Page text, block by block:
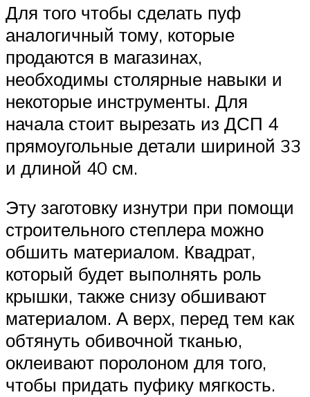
Для того чтобы сделать пуф
аналогичный тому, которые
продаются в магазинах,
необходимы столярные навыки и
некоторые инструменты. Для
начала стоит вырезать из ДСП 4
прямоугольные детали шириной 33
и длиной 40 см.
Эту заготовку изнутри при помощи
строительного степлера можно
обшить материалом. Квадрат,
который будет выполнять роль
крышки, также снизу обшивают
материалом. А верх, перед тем как
обтянуть обивочной тканью,
оклеивают поролоном для того,
чтобы придать пуфику мягкость.